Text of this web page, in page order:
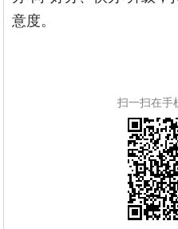
意度。
扫一扫在手